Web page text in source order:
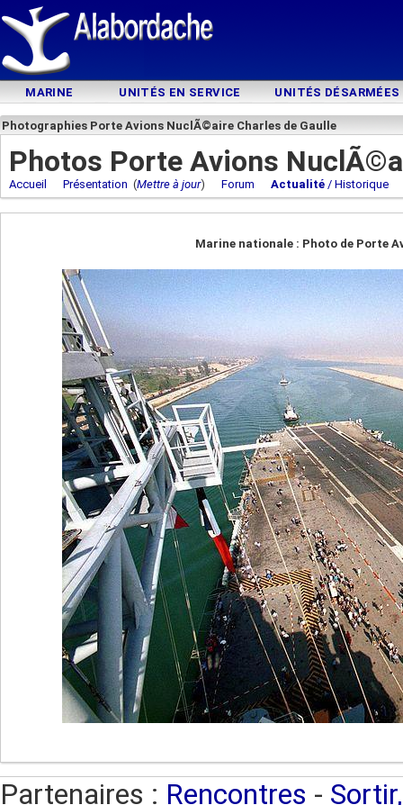
MARINE UNITÉS EN SERVICE UNITÉS DÉSARMÉES
Photographies Porte Avions NuclÃ©aire Charles de Gaulle
Photos Porte Avions
Accueil Présentation (Mettre à jour) Forum Actualité / Historique
Marine nationale : Photo de Porte
Partenaires : Rencontres -